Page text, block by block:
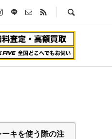
ーキを使う際の注